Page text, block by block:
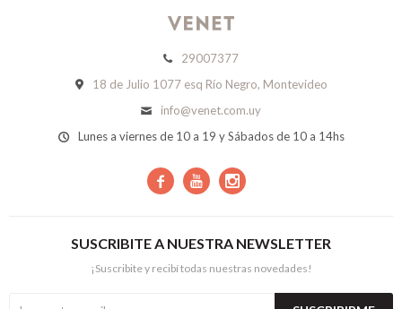
29007377
18 de Julio 1077 esq Río Negro, Montevideo
info@venet.com.uy
Lunes a viernes de 10 a 19 y Sábados de 10 a 14hs
  
SUSCRIBITE A NUESTRA NEWSLETTER
¡Suscribite y recibí todas nuestras novedades!